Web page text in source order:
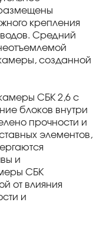
крепления
Средний
созданной
СБК 2,6 с
блоков внутри
прочности и
элементов,
и
СБК
от влияния
и